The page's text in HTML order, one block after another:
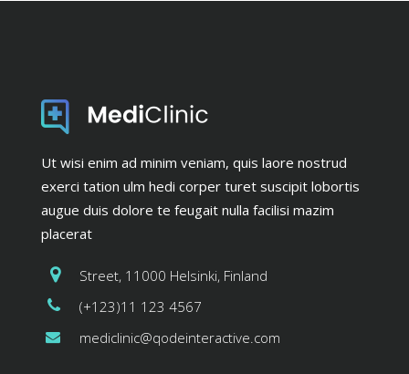
Ut wisi enim ad minim veniam, quis laore nostrud
exerci tation ulm hedi corper turet suscipit lobortis
augue duis dolore te feugait nulla facilisi mazim
placerat
Street, 11000 Helsinki, Finland
(+123)11 123 4567
mediclinic@qodeinteractive.com